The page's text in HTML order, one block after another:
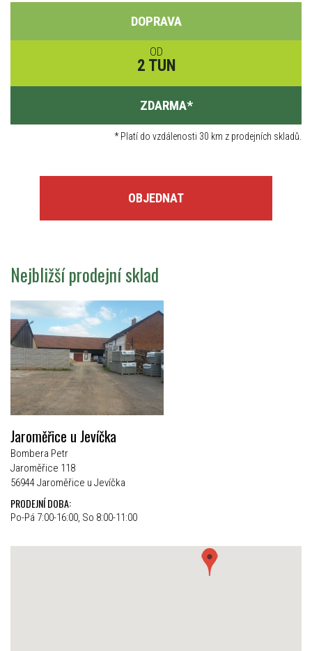
DOPRAVA
OD
2 TUN
ZDARMA*
*Platí do vzdálenosti 30 km z prodejních skladů.
OBJEDNAT
Nejbližší prodejní sklad
Jaroměřice u Jevíčka
Bombera Petr
Jaroměřice 118
56944 Jaroměřice u Jevíčka
PRODEJNÍ DOBA:
Po-Pá 7:00-16:00, So 8:00-11:00